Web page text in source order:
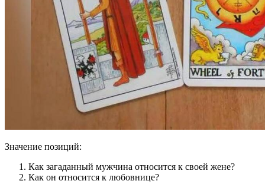
Значение позиций:
Как загаданный мужчина относится к своей жене?
Как он относится к любовнице?